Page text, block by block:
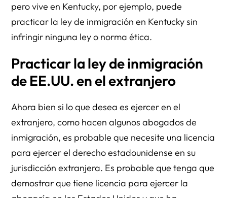
pero vive en Kentucky, por ejemplo, puede
practicar la ley de inmigración en Kentucky sin
infringir ninguna ley o norma ética.
Practicar la ley de inmigración
de EE.UU. en el extranjero
Ahora bien si lo que desea es ejercer en el
extranjero, como hacen algunos abogados de
inmigración, es probable que necesite una licencia
para ejercer el derecho estadounidense en su
jurisdicción extranjera. Es probable que tenga que
demostrar que tiene licencia para ejercer la